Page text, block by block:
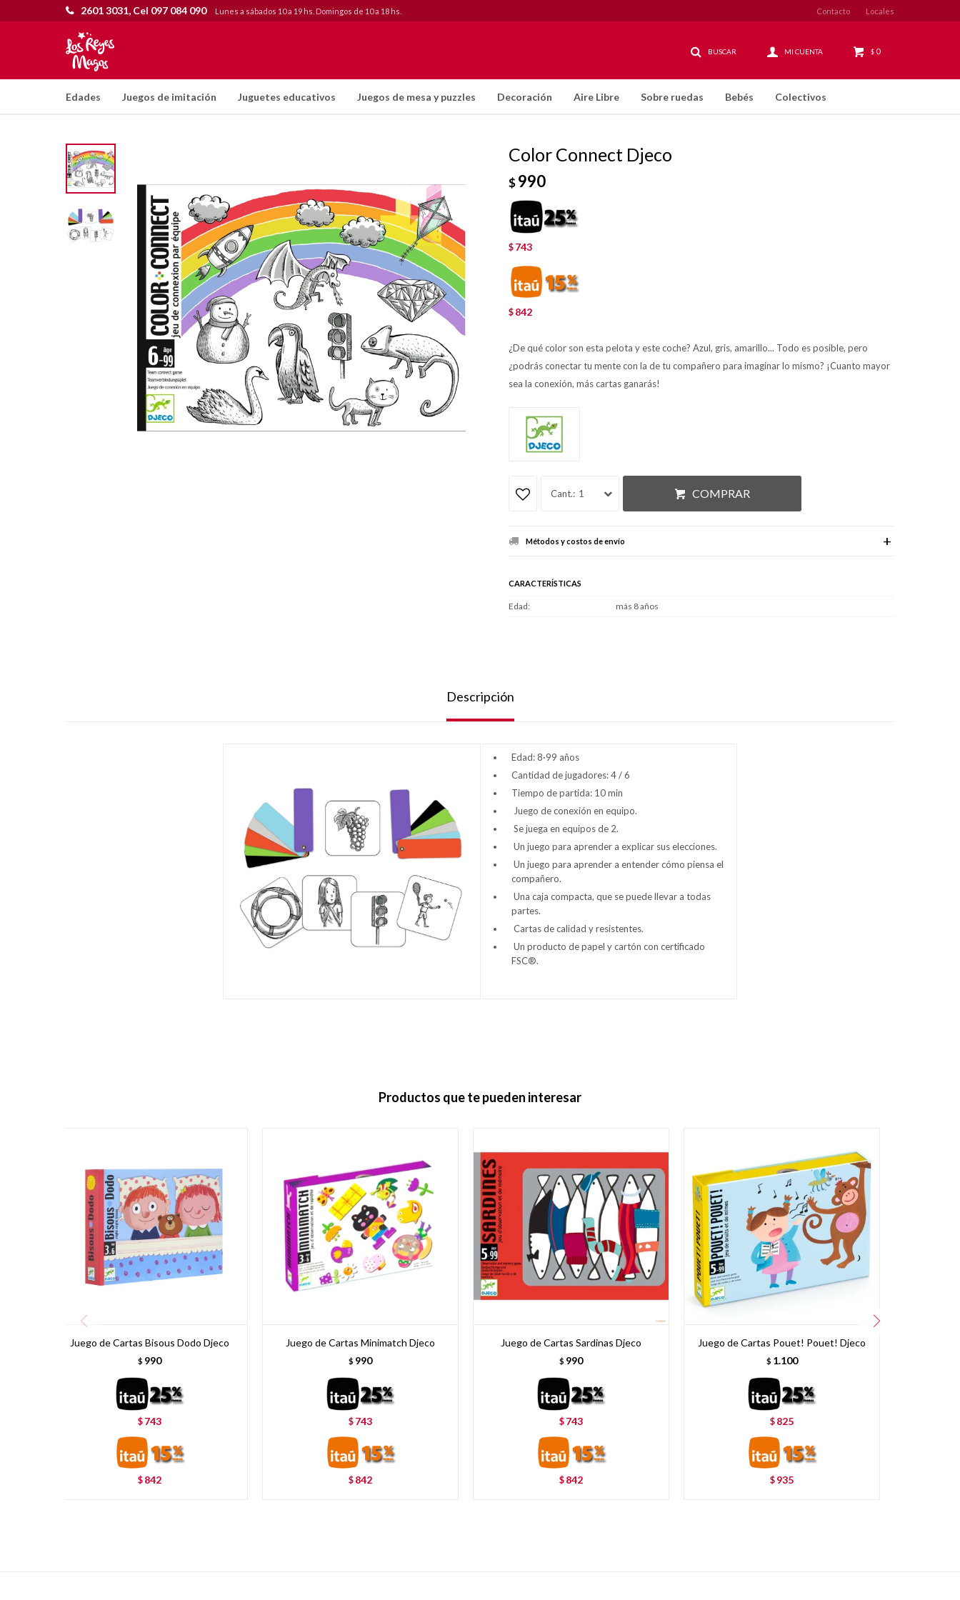
Edades Juegos de imitación Juguetes educativos Juegos de mesa y puzzles Decoración Aire Libre Sobre ruedas Bebés Colectivos
$ 0
2601 3031, Cel 097 084 090 Lunes a sábados 10 a 19 hs. Domingos de 10 a 18 hs. Contacto Locales
Color Connect Djeco
$990
$ 743
$ 842
¿De qué color son esta pelota y este coche? Azul, gris, amarillo... Todo es posible, pero
¿podrás conectar tu mente con la de tu compañero para imaginar lo mismo? ¡Cuanto mayor
sea la conexión, más cartas ganarás!
1 COMPRAR
Métodos y costos de envío
CARACTERÍSTICAS
Edad más 8 años
Descripción
Edad: 8·99 años
Cantidad de jugadores: 4 / 6
Tiempo de partida: 10 min
Juego de conexión en equipo.
Se juega en equipos de 2.
Un juego para aprender a explicar sus elecciones.
Un juego para aprender a entender cómo piensa el
compañero.
Una caja compacta, que se puede llevar a todas
partes.
Cartas de calidad y resistentes.
Un producto de papel y cartón con certificado
FSC®.
Productos que te pueden interesar
Juego de Cartas Bisous Dodo Djeco
$ 990
$ 743
$ 842
Juego de Cartas Minimatch Djeco
$ 990
$ 743
$ 842
Juego de Cartas Sardinas Djeco
$ 990
$ 743
$ 842
Juego de Cartas Pouet! Pouet! Djeco
$ 1.100
$ 825
$ 935